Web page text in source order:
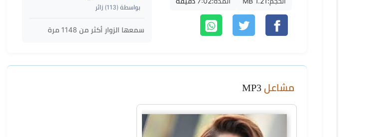
بواسطة (113) زائر
سمعها الزوار أكثر من 1148 مرة
مشاعل